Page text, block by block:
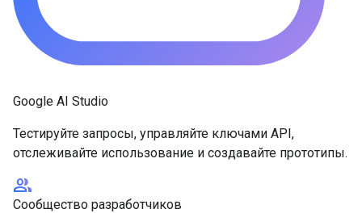
Google AI Studio
Тестируйте запросы, управляйте ключами API,
отслеживайте использование и создавайте прототипы.
group
Сообщество разработчиков